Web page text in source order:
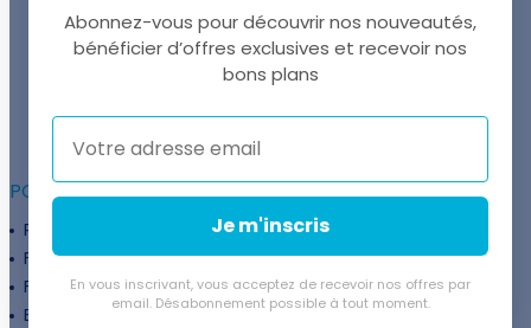
UNE QUESTION ?
+41 22 307 02 00
POUR ALLER PLUS LOIN :
Programme fidélité
Entreprises
Financement
Services
Flexibilité de paiement
Subventions
Extension de garantie
Politique de retour
Abonnez-vous pour découvrir nos nouveautés,
bénéficier d’offres exclusives et recevoir nos
bons plans
Je m'inscris
En vous inscrivant, vous acceptez de recevoir nos offres par
email. Désabonnement possible à tout moment.